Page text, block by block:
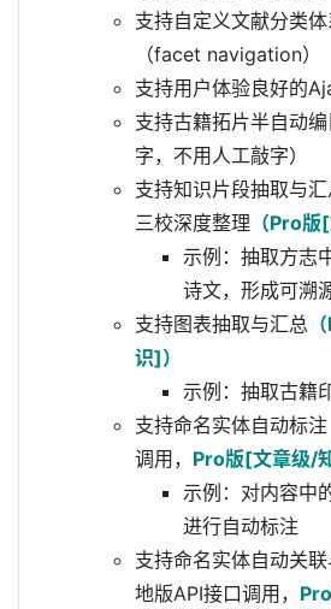
支持自定义文献分类
（facet navigation）
支持用户体验良好的
支持古籍拓片半自动
字，不用人工敲字）
支持知识片段抽取与
三校深度整理 （Pro
示例：抽取方志
诗文，形成可溯
支持图表抽取与汇总
识]）
示例：抽取古籍
支持命名实体自动标
调用， Pro版[文章级/
示例：对内容中
进行自动标注
支持命名实体自动关
地版API接口调用，